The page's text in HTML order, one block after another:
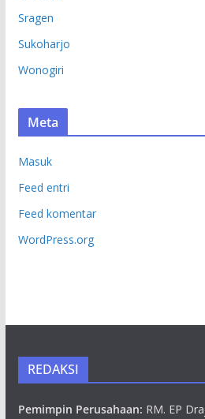
Sragen
Sukoharjo
Wonogiri
Meta
Masuk
Feed entri
Feed komentar
WordPress.org
REDAKSI
Pemimpin Perusahaan: RM. EP